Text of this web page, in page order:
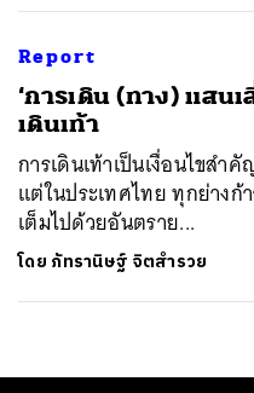
Report
‘การเดิน (ทาง) แสน
เดินเท้า
การเดินเท้าเป็นเงื่อนไขส
แต่ในประเทศไทย ทุกย่าง
เต็มไปด้วยอันตราย...
โดย ภัทรานิษฐ์ จิตสำรวย